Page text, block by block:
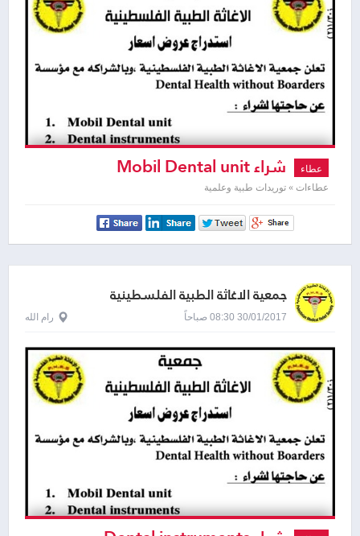
عطاء شراء Mobil Dental unit
عطاءات » توريدات طبية وعلمية
جمعية الاغاثة الطبية الفلسطينية
30/01/2017 08:30 صباحاً رام الله